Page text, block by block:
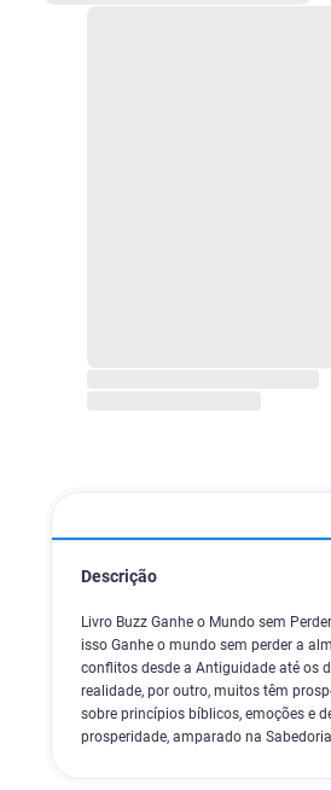
Descrição
Livro Buzz Ganhe o Mundo sem
isso Ganhe o mundo sem perder a
conflitos desde a Antiguidade até os
realidade, por outro, muitos têm
sobre princípios bíblicos, emoções e
prosperidade, amparado na